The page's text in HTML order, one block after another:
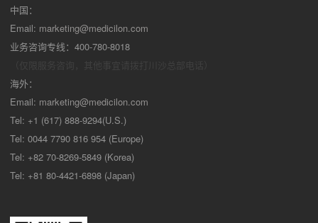
中国：
Email: marketing@medicilon.com
业务咨询专线：400-780-8018
海外：
Email: marketing@medicilon.com
Tel: +1 (617) 888-9294(U.S.)
Tel: 0044 7790 816 954 (Europe)
Tel: +82 70-8269-5849 (Korea)
Tel: +81 80-4421-6898 (Japan)